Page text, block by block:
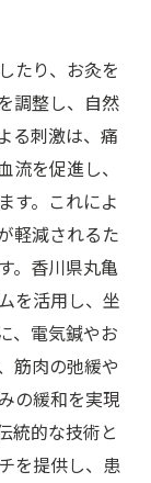
療の進化
イド治療
効果
ラン
応
ローチ
利点
ド施術
必見鍼灸院
たり、お灸を
調整し、自然
る刺激は、痛
を促進し、
す。これによ
軽減されるた
。香川県丸亀
を活用し、坐
、電気鍼やお
筋肉の弛緩や
の緩和を実現
統的な技術と
を提供し、患